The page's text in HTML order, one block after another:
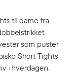
til dame fra
som puster
Short Tights
i hverdagen.